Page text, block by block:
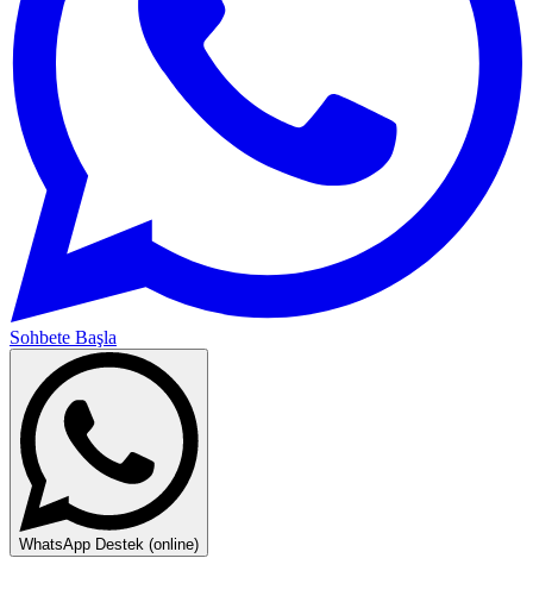
Sohbete Başla
WhatsApp Destek (online)